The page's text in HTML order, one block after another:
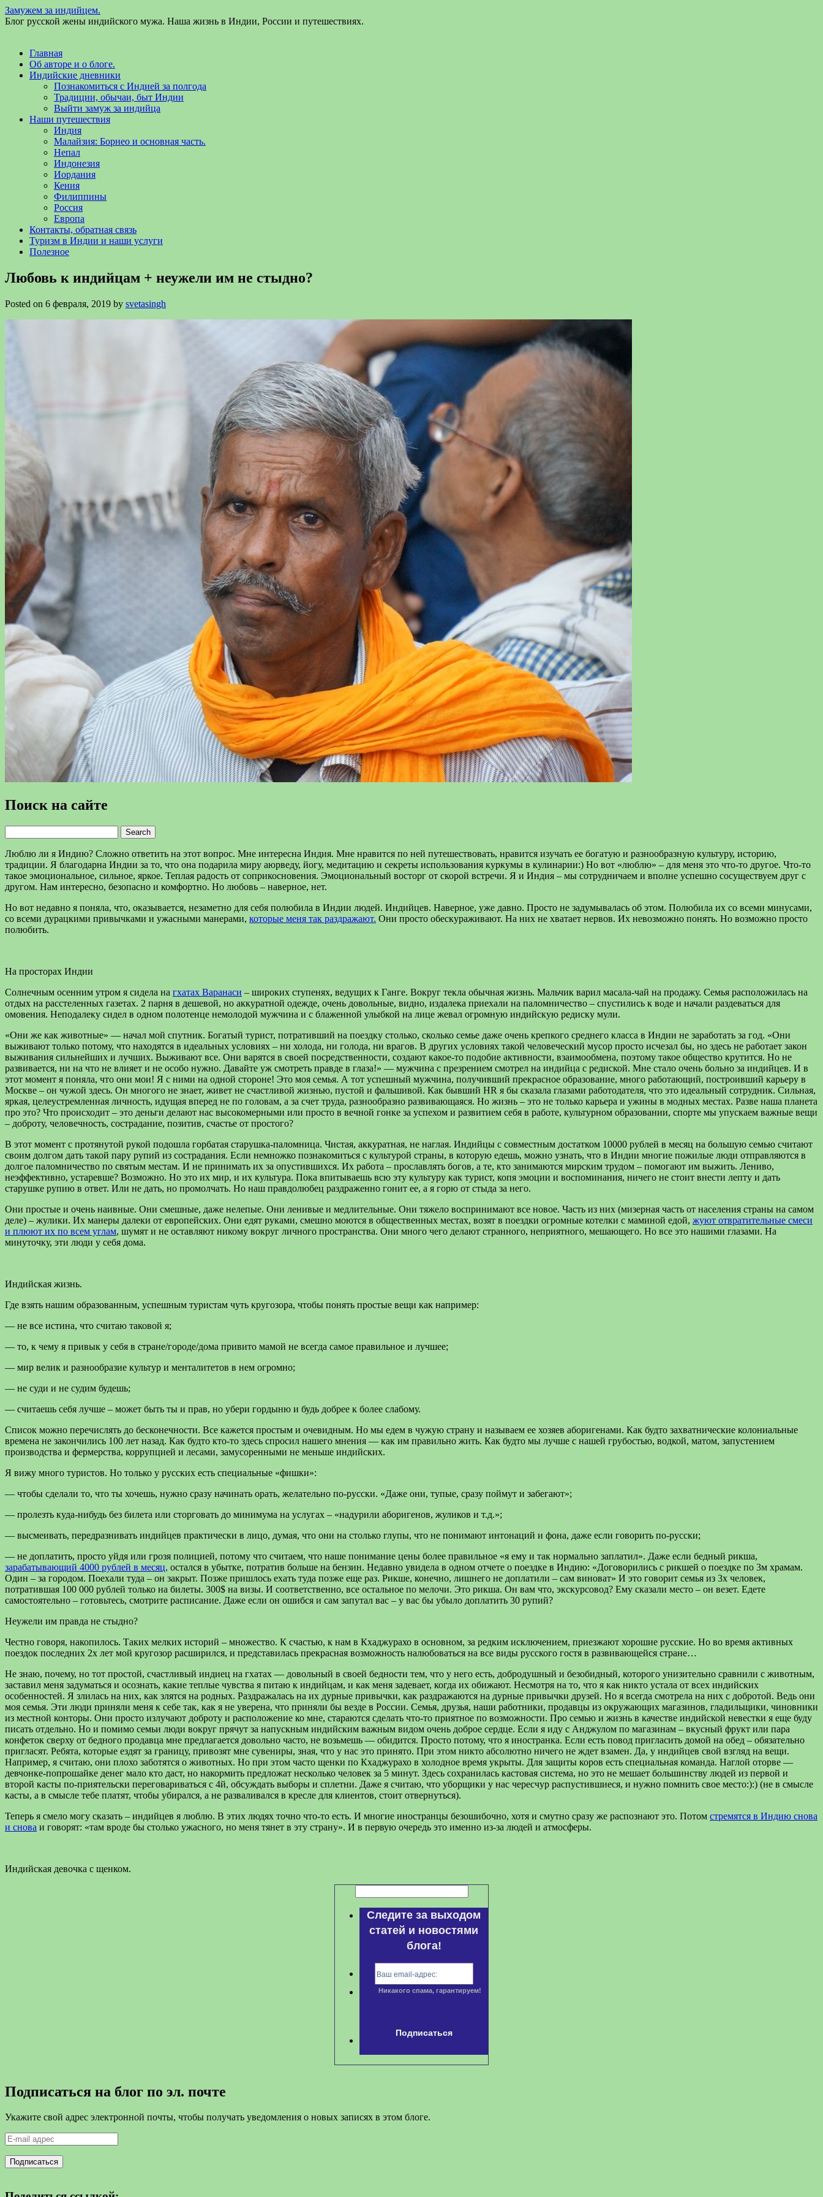
Замужем за индийцем.
Блог русской жены индийского мужа. Наша жизнь в Индии, России и путешествиях.
Главная
Об авторе и о блоге.
Индийские дневники
Познакомиться с Индией за полгода
Традиции, обычаи, быт Индии
Выйти замуж за индийца
Наши путешествия
Индия
Малайзия: Борнео и основная часть.
Непал
Индонезия
Иордания
Кения
Филиппины
Россия
Европа
Контакты, обратная связь
Туризм в Индии и наши услуги
Полезное
Любовь к индийцам + неужели им не стыдно?
Posted on 6 февраля, 2019 by svetasingh
Поиск на сайте
for:
Люблю ли я Индию? Сложно ответить на этот вопрос. Мне интересна Индия. Мне нравится по ней путешествовать, нравится изучать ее богатую и разнообразную культуру, историю,
традиции. Я благодарна Индии за то, что она подарила миру аюрведу, йогу, медитацию и секреты использования куркумы в кулинарии:) Но вот «люблю» – для меня это что-то другое. Что-то
такое эмоциональное, сильное, яркое. Теплая радость от соприкосновения. Эмоциональный восторг от скорой встречи. Я и Индия – мы сотрудничаем и вполне успешно сосуществуем друг с
другом. Нам интересно, безопасно и комфортно. Но любовь – наверное, нет.
Но вот недавно я поняла, что, оказывается, незаметно для себя полюбила в Индии людей. Индийцев. Наверное, уже давно. Просто не задумывалась об этом. Полюбила их со всеми минусами,
со всеми дурацкими привычками и ужасными манерами, которые меня так раздражают. Они просто обескураживают. На них не хватает нервов. Их невозможно понять. Но возможно просто
полюбить.
На просторах Индии
Солнечным осенним утром я сидела на гхатах Варанаси – широких ступенях, ведущих к Ганге. Вокруг текла обычная жизнь. Мальчик варил масала-чай на продажу. Семья расположилась на
отдых на расстеленных газетах. 2 парня в дешевой, но аккуратной одежде, очень довольные, видно, издалека приехали на паломничество – спустились к воде и начали раздеваться для
омовения. Неподалеку сидел в одном полотенце немолодой мужчина и с блаженной улыбкой на лице жевал огромную индийскую редиску мули.
«Они же как животные» — начал мой спутник. Богатый турист, потративший на поездку столько, сколько семье даже очень крепкого среднего класса в Индии не заработать за год. «Они
выживают только потому, что находятся в идеальных условиях – ни холода, ни голода, ни врагов. В других условиях такой человеческий мусор просто исчезал бы, но здесь не работает закон
выживания сильнейших и лучших. Выживают все. Они варятся в своей посредственности, создают какое-то подобие активности, взаимообмена, поэтому такое общество крутится. Но не
развивается, ни на что не влияет и не особо нужно. Давайте уж смотреть правде в глаза!» — мужчина с презрением смотрел на индийца с редиской. Мне стало очень больно за индийцев. И в
этот момент я поняла, что они мои! Я с ними на одной стороне! Это моя семья. А тот успешный мужчина, получивший прекрасное образование, много работающий, построивший карьеру в
Москве – он чужой здесь. Он многого не знает, живет не счастливой жизнью, пустой и фальшивой. Как бывший HR я бы сказала глазами работодателя, что это идеальный сотрудник. Сильная,
яркая, целеустремленная личность, идущая вперед не по головам, а за счет труда, разнообразно развивающаяся. Но жизнь – это не только карьера и ужины в модных местах. Разве наша планета
про это? Что происходит – это деньги делают нас высокомерными или просто в вечной гонке за успехом и развитием себя в работе, культурном образовании, спорте мы упускаем важные вещи
– доброту, человечность, сострадание, позитив, счастье от простого?
В этот момент с протянутой рукой подошла горбатая старушка-паломница. Чистая, аккуратная, не наглая. Индийцы с совместным достатком 10000 рублей в месяц на большую семью считают
своим долгом дать такой пару рупий из сострадания. Если немножко познакомиться с культурой страны, в которую едешь, можно узнать, что в Индии многие пожилые люди отправляются в
долгое паломничество по святым местам. И не принимать их за опустившихся. Их работа – прославлять богов, а те, кто занимаются мирским трудом – помогают им выжить. Лениво,
неэффективно, устаревше? Возможно. Но это их мир, и их культура. Пока впитываешь всю эту культуру как турист, копя эмоции и воспоминания, ничего не стоит внести лепту и дать
старушке рупию в ответ. Или не дать, но промолчать. Но наш правдолюбец раздраженно гонит ее, а я горю от стыда за него.
Они простые и очень наивные. Они смешные, даже нелепые. Они ленивые и медлительные. Они тяжело воспринимают все новое. Часть из них (мизерная часть от населения страны на самом
деле) – жулики. Их манеры далеки от европейских. Они едят руками, смешно моются в общественных местах, возят в поездки огромные котелки с маминой едой, жуют отвратительные смеси
и плюют их по всем углам, шумят и не оставляют никому вокруг личного пространства. Они много чего делают странного, неприятного, мешающего. Но все это нашими глазами. На
минуточку, эти люди у себя дома.
Индийская жизнь.
Где взять нашим образованным, успешным туристам чуть кругозора, чтобы понять простые вещи как например:
— не все истина, что считаю таковой я;
— то, к чему я привык у себя в стране/городе/дома привито мамой не всегда самое правильное и лучшее;
— мир велик и разнообразие культур и менталитетов в нем огромно;
— не суди и не судим будешь;
— считаешь себя лучше – может быть ты и прав, но убери гордыню и будь добрее к более слабому.
Список можно перечислять до бесконечности. Все кажется простым и очевидным. Но мы едем в чужую страну и называем ее хозяев аборигенами. Как будто захватнические колониальные
времена не закончились 100 лет назад. Как будто кто-то здесь спросил нашего мнения — как им правильно жить. Как будто мы лучше с нашей грубостью, водкой, матом, запустением
производства и фермерства, коррупцией и лесами, замусоренными не меньше индийских.
Я вижу много туристов. Но только у русских есть специальные «фишки»:
— чтобы сделали то, что ты хочешь, нужно сразу начинать орать, желательно по-русски. «Даже они, тупые, сразу поймут и забегают»;
— пролезть куда-нибудь без билета или сторговать до минимума на услугах – «надурили аборигенов, жуликов и т.д.»;
— высмеивать, передразнивать индийцев практически в лицо, думая, что они на столько глупы, что не понимают интонаций и фона, даже если говорить по-русски;
— не доплатить, просто уйдя или грозя полицией, потому что считаем, что наше понимание цены более правильное «я ему и так нормально заплатил». Даже если бедный рикша,
зарабатывающий 4000 рублей в месяц, остался в убытке, потратив больше на бензин. Недавно увидела в одном отчете о поездке в Индию: «Договорились с рикшей о поездке по 3м храмам.
Один – за городом. Поехали туда – он закрыт. Позже пришлось ехать туда позже еще раз. Рикше, конечно, лишнего не доплатили – сам виноват» И это говорит семья из 3х человек,
потратившая 100 000 рублей только на билеты. 300$ на визы. И соответственно, все остальное по мелочи. Это рикша. Он вам что, экскурсовод? Ему сказали место – он везет. Едете
самостоятельно – готовьтесь, смотрите расписание. Даже если он ошибся и сам запутал вас – у вас бы убыло доплатить 30 рупий?
Неужели им правда не стыдно?
Честно говоря, накопилось. Таких мелких историй – множество. К счастью, к нам в Кхаджурахо в основном, за редким исключением, приезжают хорошие русские. Но во время активных
поездок последних 2х лет мой кругозор расширился, и представилась прекрасная возможность налюбоваться на все виды русского гостя в развивающейся стране…
Не знаю, почему, но тот простой, счастливый индиец на гхатах — довольный в своей бедности тем, что у него есть, добродушный и безобидный, которого унизительно сравнили с животным,
заставил меня задуматься и осознать, какие теплые чувства я питаю к индийцам, и как меня задевает, когда их обижают. Несмотря на то, что я как никто устала от всех индийских
особенностей. Я злилась на них, как злятся на родных. Раздражалась на их дурные привычки, как раздражаются на дурные привычки друзей. Но я всегда смотрела на них с добротой. Ведь они
моя семья. Эти люди приняли меня к себе так, как я не уверена, что приняли бы везде в России. Семья, друзья, наши работники, продавцы из окружающих магазинов, гладильщики, чиновники
из местной конторы. Они просто излучают доброту и расположение ко мне, стараются сделать что-то приятное по возможности. Про семью и жизнь в качестве индийской невестки я еще буду
писать отдельно. Но и помимо семьи люди вокруг прячут за напускным индийским важным видом очень доброе сердце. Если я иду с Анджулом по магазинам – вкусный фрукт или пара
конфеток сверху от бедного продавца мне предлагается довольно часто, не возьмешь — обидится. Просто потому, что я иностранка. Если есть повод пригласить домой на обед – обязательно
пригласят. Ребята, которые ездят за границу, привозят мне сувениры, зная, что у нас это принято. При этом никто абсолютно ничего не ждет взамен. Да, у индийцев свой взгляд на вещи.
Например, я считаю, они плохо заботятся о животных. Но при этом часто щенки по Кхаджурахо в холодное время укрыты. Для защиты коров есть специальная команда. Наглой оторве —
девчонке-попрошайке денег мало кто даст, но накормить предложат несколько человек за 5 минут. Здесь сохранилась кастовая система, но это не мешает большинству людей из первой и
второй касты по-приятельски переговариваться с 4й, обсуждать выборы и сплетни. Даже я считаю, что уборщики у нас чересчур распустившиеся, и нужно помнить свое место:):) (не в смысле
касты, а в смысле тебе платят, чтобы убирался, а не разваливался в кресле для клиентов, стоит отвернуться).
Теперь я смело могу сказать – индийцев я люблю. В этих людях точно что-то есть. И многие иностранцы безошибочно, хотя и смутно сразу же распознают это. Потом стремятся в Индию снова
и снова и говорят: «там вроде бы столько ужасного, но меня тянет в эту страну». И в первую очередь это именно из-за людей и атмосферы.
Индийская девочка с щенком.
Следите за выходом
статей и новостями
блога!
Никакого спама, гарантируем!
Подписаться на блог по эл. почте
Укажите свой адрес электронной почты, чтобы получать уведомления о новых записях в этом блоге.
E-
mail
адрес